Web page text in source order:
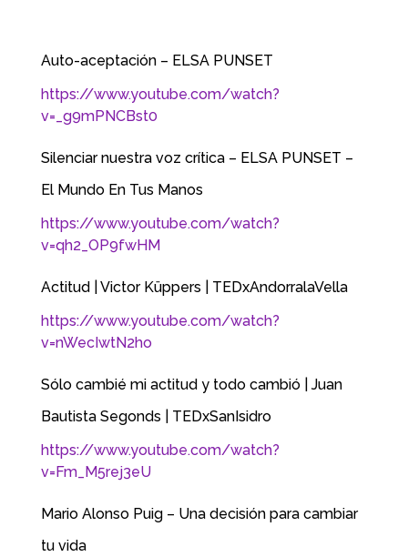
Auto-aceptación – ELSA PUNSET
https://www.youtube.com/watch?
v=_g9mPNCBst0
Silenciar nuestra voz crítica – ELSA PUNSET –
El Mundo En Tus Manos
https://www.youtube.com/watch?
v=qh2_OP9fwHM
Actitud | Victor Küppers | TEDxAndorralaVella
https://www.youtube.com/watch?
v=nWecIwtN2ho
Sólo cambié mi actitud y todo cambió | Juan
Bautista Segonds | TEDxSanIsidro
https://www.youtube.com/watch?
v=Fm_M5rej3eU
Mario Alonso Puig – Una decisión para cambiar
tu vida